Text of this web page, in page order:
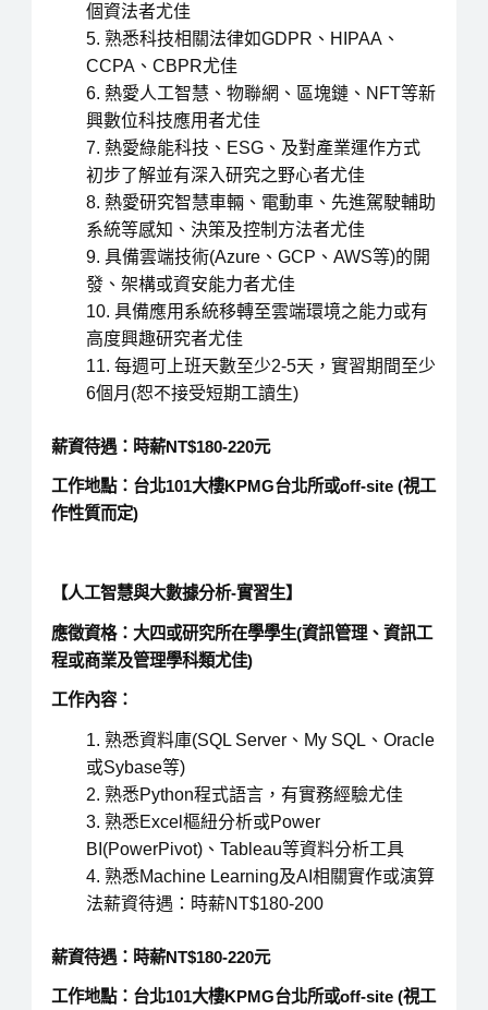
個資法者尤佳
熟悉科技相關法律如GDPR、HIPAA、
CCPA、CBPR尤佳
熱愛人工智慧、物聯網、區塊鏈、NFT等新
興數位科技應用者尤佳
熱愛綠能科技、ESG、及對產業運作方式
初步了解並有深入研究之野心者尤佳
熱愛研究智慧車輛、電動車、先進駕駛輔助
系統等感知、決策及控制方法者尤佳
具備雲端技術(Azure、GCP、AWS等)的開
發、架構或資安能力者尤佳
具備應用系統移轉至雲端環境之能力或有
高度興趣研究者尤佳
每週可上班天數至少2-5天，實習期間至少
6個月(恕不接受短期工讀生)
薪資待遇：時薪NT$180-220元
工作地點：台北101大樓KPMG台北所或off-site (視工
作性質而定)
【人工智慧與大數據分析-實習生】
應徵資格：大四或研究所在學學生(資訊管理、資訊工
程或商業及管理學科類尤佳)
工作內容：
熟悉資料庫(SQL Server、My SQL、Oracle
或Sybase等)
熟悉Python程式語言，有實務經驗尤佳
熟悉Excel樞紐分析或Power
BI(PowerPivot)、Tableau等資料分析工具
熟悉Machine Learning及AI相關實作或演算
法薪資待遇：時薪NT$180-200
薪資待遇：時薪NT$180-220元
工作地點：台北101大樓KPMG台北所或off-site (視工